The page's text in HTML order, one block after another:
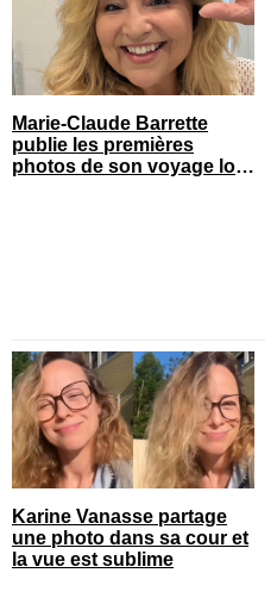
Marie-Claude Barrette
publie les premières
photos de son voyage loin
Karine Vanasse partage
une photo dans sa cour et
la vue est sublime